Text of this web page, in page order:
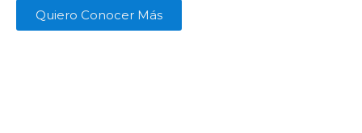
Quiero Conocer Más